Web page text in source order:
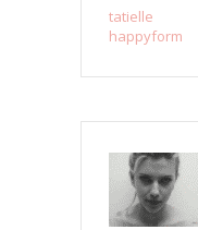
tatielle
happyform